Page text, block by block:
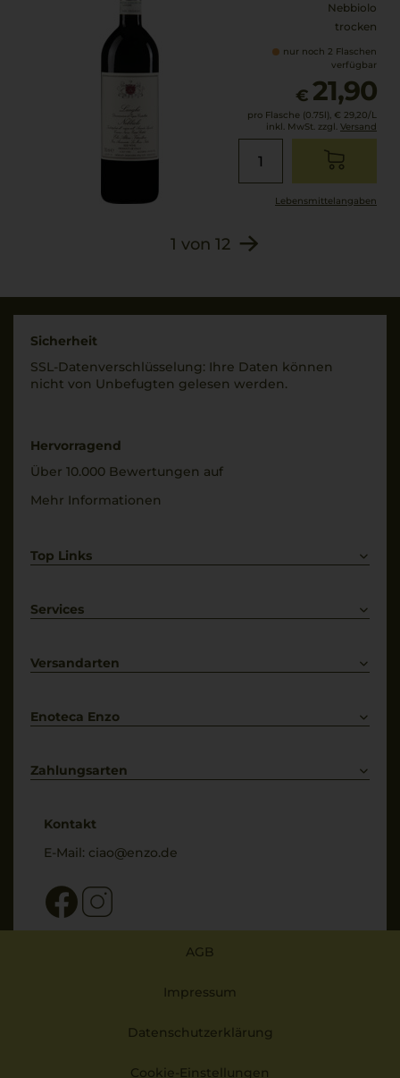
Nebbiolo
trocken
nur noch 2 Flaschen
verfügbar
€ 21,90
pro Flasche (0.75l), € 29,20/L
inkl. MwSt. zzgl. Versand
Lebensmittel­angaben
1 von 12
Sicherheit
SSL-Daten­verschlüs­selung: Ihre Daten können
nicht von Unbe­fugten gelesen werden.
Hervorragend
Über 10.000 Bewertungen auf
Mehr Informationen
Top Links
Weißwein
Services
Kontakt
Versandarten
Enoteca Enzo
Bewertungs-Richtlinien
Zahlungsarten
Kontakt
E-Mail: ciao@enzo.de
AGB
Impressum
Datenschutzerklärung
Cookie-Einstellungen